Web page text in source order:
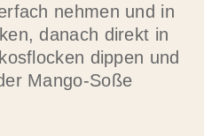
nehmen und in
danach direkt in
dippen und
Mango-Soße